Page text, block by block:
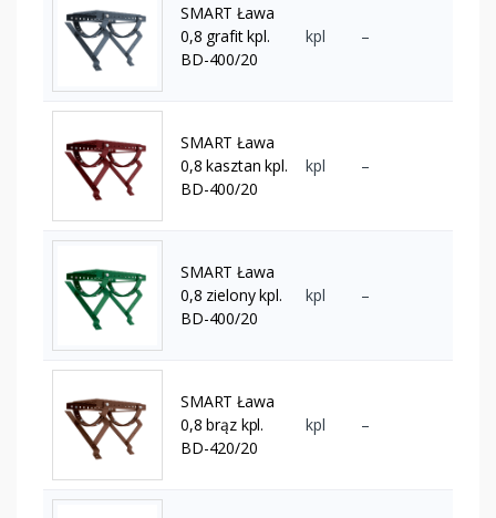
SMART Ława
0,8 grafit kpl.
BD-400/20
kpl –
SMART Ława
0,8 kasztan kpl.
BD-400/20
kpl –
SMART Ława
0,8 zielony kpl.
BD-400/20
kpl –
SMART Ława
0,8 brąz kpl.
BD-420/20
kpl –